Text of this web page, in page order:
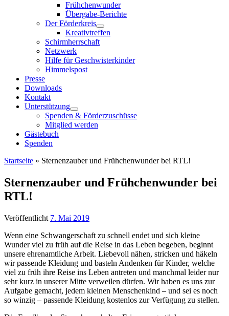
Frühchenwunder
Übergabe-Berichte
Der Förderkreis
Kreativtreffen
Schirmherrschaft
Netzwerk
Hilfe für Geschwisterkinder
Himmelspost
Presse
Downloads
Kontakt
Unterstützung
Spenden & Förderzuschüsse
Mitglied werden
Gästebuch
Spenden
Startseite » Sternenzauber und Frühchenwunder bei RTL!
Sternenzauber und Frühchenwunder bei
RTL!
Veröffentlicht 7. Mai 2019
Wenn eine Schwangerschaft zu schnell endet und sich kleine
Wunder viel zu früh auf die Reise in das Leben begeben, beginnt
unsere ehrenamtliche Arbeit. Liebevoll nähen, stricken und häkeln
wir passende Kleidung und basteln Andenken für Kinder, welche
viel zu früh ihre Reise ins Leben antreten und manchmal leider nur
sehr kurz in unserer Mitte verweilen dürfen. Wir haben es uns zur
Aufgabe gemacht, jedem kleinen Menschenkind – und sei es noch
so winzig – passende Kleidung kostenlos zur Verfügung zu stellen.